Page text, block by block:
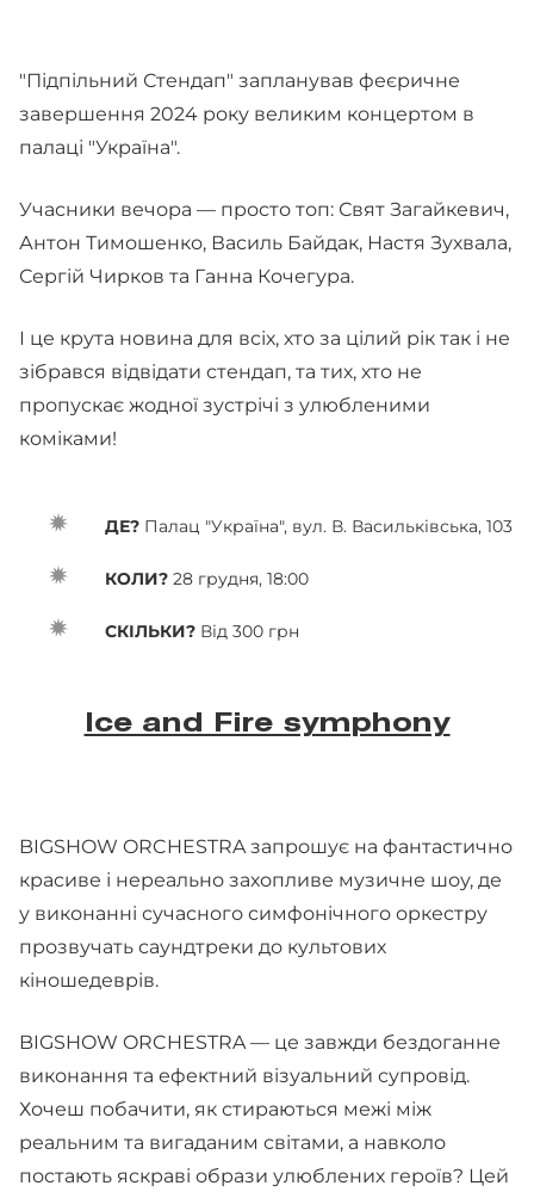
"Підпільний Стендап" запланував феєричне
завершення 2024 року великим концертом в
палаці "Україна".
Учасники вечора — просто топ: Свят Загайкевич,
Антон Тимошенко, Василь Байдак, Настя Зухвала,
Сергій Чирков та Ганна Кочегура.
І це крута новина для всіх, хто за цілий рік так і не
зібрався відвідати стендап, та тих, хто не
пропускає жодної зустрічі з улюбленими
коміками!
ДЕ? Палац "Україна", вул. В. Васильківська, 103
КОЛИ? 28 грудня, 18:00
СКІЛЬКИ? Від 300 грн
Ice and Fire symphony
BIGSHOW ORCHESTRA запрошує на фантастично
красиве і нереально захопливе музичне шоу, де
у виконанні сучасного симфонічного оркестру
прозвучать саундтреки до культових
кіношедеврів.
BIGSHOW ORCHESTRA — це завжди бездоганне
виконання та ефектний візуальний супровід.
Хочеш побачити, як стираються межі між
реальним та вигаданим світами, а навколо
постають яскраві образи улюблених героїв? Цей